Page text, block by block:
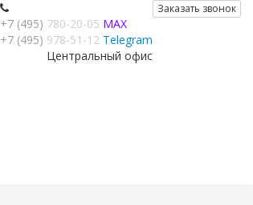
Заказать звонок
+7 (495) 780-20-05 MAX
+7 (495) 978-51-12 Telegram
Центральный офис